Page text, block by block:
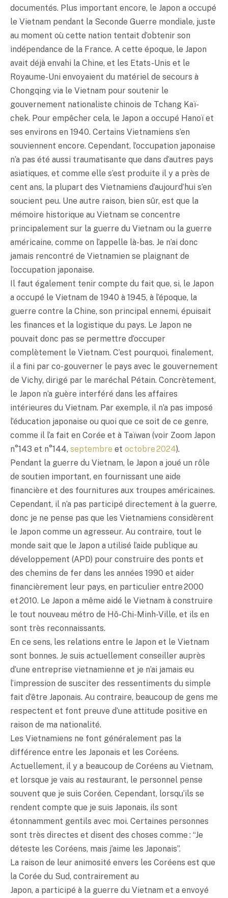
documentés. Plus important encore, le Japon a occupé
le Vietnam pendant la Seconde Guerre mondiale, juste
au moment où cette nation tentait d’obtenir son
indépendance de la France. A cette époque, le Japon
avait déjà envahi la Chine, et les Etats-Unis et le
Royaume-Uni envoyaient du matériel de secours à
Chongqing via le Vietnam pour soutenir le
gouvernement nationaliste chinois de Tchang Kaï-
chek. Pour empêcher cela, le Japon a occupé Hanoï et
ses environs en 1940. Certains Vietnamiens s’en
souviennent encore. Cependant, l’occupation japonaise
n’a pas été aussi traumatisante que dans d’autres pays
asiatiques, et comme elle s’est produite il y a près de
cent ans, la plupart des Vietnamiens d’aujourd’hui s’en
soucient peu. Une autre raison, bien sûr, est que la
mémoire historique au Vietnam se concentre
principalement sur la guerre du Vietnam ou la guerre
américaine, comme on l’appelle là-bas. Je n’ai donc
jamais rencontré de Vietnamien se plaignant de
l’occupation japonaise.
Il faut également tenir compte du fait que, si, le Japon
a occupé le Vietnam de 1940 à 1945, à l’époque, la
guerre contre la Chine, son principal ennemi, épuisait
les finances et la logistique du pays. Le Japon ne
pouvait donc pas se permettre d’occuper
complètement le Vietnam. C’est pourquoi, finalement,
il a fini par co-gouverner le pays avec le gouvernement
de Vichy, dirigé par le maréchal Pétain. Concrètement,
le Japon n’a guère interféré dans les affaires
intérieures du Vietnam. Par exemple, il n’a pas imposé
l’éducation japonaise ou quoi que ce soit de ce genre,
comme il l’a fait en Corée et à Taïwan (voir Zoom Japon
n°143 et n°144, septembre et octobre 2024).
Pendant la guerre du Vietnam, le Japon a joué un rôle
de soutien important, en fournissant une aide
financière et des fournitures aux troupes américaines.
Cependant, il n’a pas participé directement à la guerre,
donc je ne pense pas que les Vietnamiens considèrent
le Japon comme un agresseur. Au contraire, tout le
monde sait que le Japon a utilisé l’aide publique au
développement (APD) pour construire des ponts et
des chemins de fer dans les années 1990 et aider
financièrement leur pays, en particulier entre 2000
et 2010. Le Japon a même aidé le Vietnam à construire
le tout nouveau métro de Hô-Chi-Minh-Ville, et ils en
sont très reconnaissants.
En ce sens, les relations entre le Japon et le Vietnam
sont bonnes. Je suis actuellement conseiller auprès
d’une entreprise vietnamienne et je n’ai jamais eu
l’impression de susciter des ressentiments du simple
fait d’être Japonais. Au contraire, beaucoup de gens me
respectent et font preuve d’une attitude positive en
raison de ma nationalité.
Les Vietnamiens ne font généralement pas la
différence entre les Japonais et les Coréens.
Actuellement, il y a beaucoup de Coréens au Vietnam,
et lorsque je vais au restaurant, le personnel pense
souvent que je suis Coréen. Cependant, lorsqu’ils se
rendent compte que je suis Japonais, ils sont
étonnamment gentils avec moi. Certaines personnes
sont très directes et disent des choses comme : “Je
déteste les Coréens, mais j’aime les Japonais”.
La raison de leur animosité envers les Coréens est que
la Corée du Sud, contrairement au
Japon, a participé à la guerre du Vietnam et a envoyé